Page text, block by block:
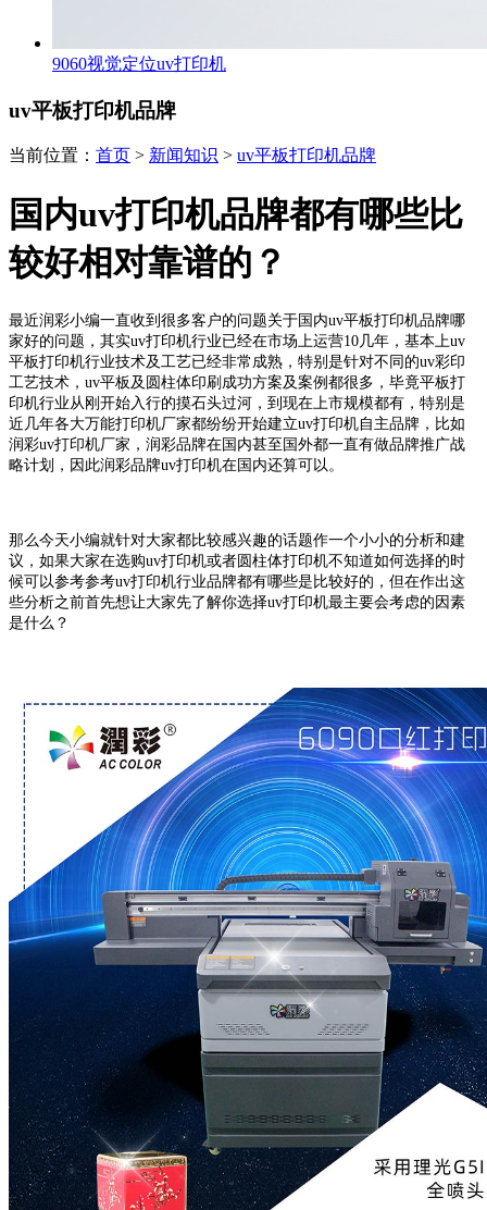
9060视觉定位uv打印机
uv平板打印机品牌
当前位置： 首页 > 新闻知识 > uv平板打印机品牌
国内uv打印机品牌都有哪些比
较好相对靠谱的？
最近润彩小编一直收到很多客户的问题关于国内uv平板打印机品牌哪
家好的问题，其实uv打印机行业已经在市场上运营10几年，基本上uv
平板打印机行业技术及工艺已经非常成熟，特别是针对不同的uv彩印
工艺技术，uv平板及圆柱体印刷成功方案及案例都很多，毕竟平板打
印机行业从刚开始入行的摸石头过河，到现在上市规模都有，特别是
近几年各大万能打印机厂家都纷纷开始建立uv打印机自主品牌，比如
润彩uv打印机厂家，润彩品牌在国内甚至国外都一直有做品牌推广战
略计划，因此润彩品牌uv打印机在国内还算可以。
那么今天小编就针对大家都比较感兴趣的话题作一个小小的分析和建
议，如果大家在选购uv打印机或者圆柱体打印机不知道如何选择的时
候可以参考参考uv打印机行业品牌都有哪些是比较好的，但在作出这
些分析之前首先想让大家先了解你选择uv打印机最主要会考虑的因素
是什么？